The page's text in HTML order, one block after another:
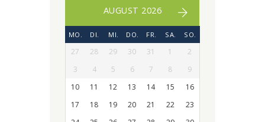
AUGUST 2026
MO. DI. MI. DO. FR. SA. SO.
27 28 29 30 31 1
2
3
4 5 6 7 8
9
10
11 12 13 14 15
16
17
18 19 20 21 22
23